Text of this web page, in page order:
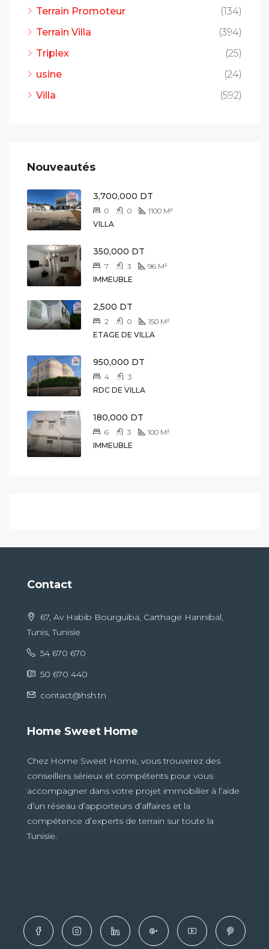
Terrain Promoteur
(134)
Terrain Villa
(394)
Triplex
(25)
usine
(24)
Villa
(592)
Nouveautés
3,700,000 DT
0 0 1100 M²
VILLA
350,000 DT
7 3 96 M²
IMMEUBLE
2,500 DT
2 0 150 M²
ETAGE DE VILLA
950,000 DT
4
3
RDC DE VILLA
180,000 DT
6 3 100 M²
IMMEUBLE
Contact
67, Av Habib Bourguiba, Carthage Hannibal,
Tunis, Tunisie
54 670 670
50 670 440
contact@hsh.tn
Home Sweet Home
Chez Home Sweet Home, vous trouverez des
conseillers sérieux et compétents pour vous
accompagner dans votre projet immobilier à l’aide
d’un réseau d’apporteurs d’affaires et la
compétence d’experts de terrain sur toute la
Tunisie.